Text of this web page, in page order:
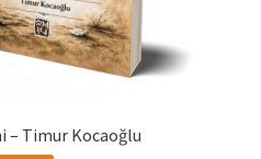
– Timur Kocaoğlu